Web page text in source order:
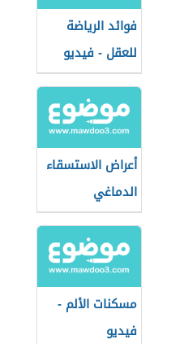
فوائد الرياضة
للعقل - فيديو
أعراض الاستسقاء
الدماغي
مسكنات الألم -
فيديو